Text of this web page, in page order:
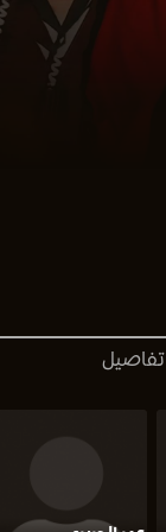
تفاصيل